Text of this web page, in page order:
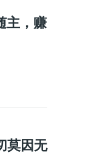
主，赚
莫因无